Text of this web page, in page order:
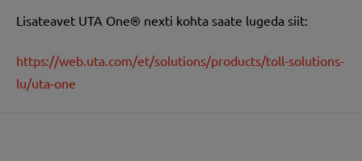
Lisateavet UTA One® nexti kohta saate lugeda siit:
https://web.uta.com/et/solutions/products/toll-solutions-
lu/uta-one